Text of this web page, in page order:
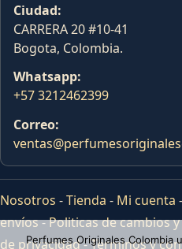
Ciudad:
CARRERA 20 #10-41
Bogota, Colombia.
Whatsapp:
+57 3212462399
Correo:
Nosotros -Tienda - Mi cuenta -
envíos-Politicas de cambios
de privacidad-Terminos y
Perfumes Originales Colombia